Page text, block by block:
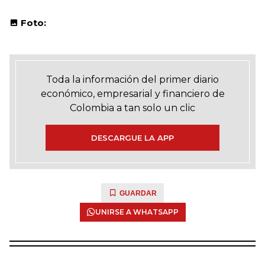
Foto:
Toda la información del primer diario
económico, empresarial y financiero de
Colombia a tan solo un clic
DESCARGUE LA APP
GUARDAR
UNIRSE A WHATSAPP